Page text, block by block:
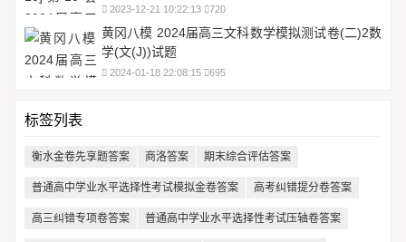
2023-12-21 10:22:13 720
黄冈八模 2024届高三文科数学模拟测试卷(二)2数
学(文(J))试题
2024-01-18 22:08:15 695
标签列表
衡水金卷先享题答案 商洛答案 期末综合评估答案
普通高中学业水平选择性考试模拟金卷答案 高考纠错提分卷答案
高三纠错专项卷答案 普通高中学业水平选择性考试压轴卷答案